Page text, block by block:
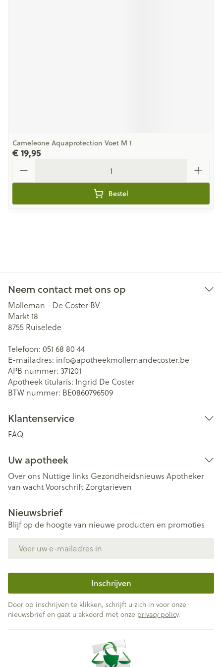
Cameleone Aquaprotection Voet M 1
€ 19,95
Bestel
Neem contact met ons op
Molleman - De Coster BV
Markt 18
8755 Ruiselede
Telefoon: 051 68 80 44
E-mailadres: info@apotheekmollemandecoster.be
APB nummer: 371201
Apotheek titularis: Ingrid De Coster
BTW nummer: BE0860796509
Klantenservice
FAQ
Uw apotheek
Over ons Nuttige links Gezondheidsnieuws Apotheker
van wachtVoorschriftZorgtarieven
Nieuwsbrief
Blijf op de hoogte van nieuwe producten en promoties
Inschrijven
Door op inschrijven te klikken, schrijft u zich in voor onze
nieuwsbrief en gaat u akkoord met onze privacy policy.